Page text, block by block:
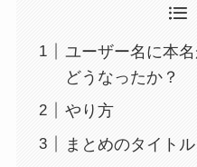
ユーザー名に本
どうなったか？
やり方
まとめのタイトル